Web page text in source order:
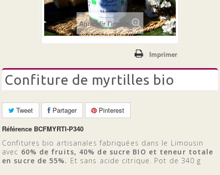
Agrandir l'image
Imprimer
confiture de myrtilles bio
Tweet Partager
Pinterest
Référence BCFMYRTI-P340
Confitures bio artisanales fabriquées dans le Limousin
avec 60% de fruits, 40% de sucre BIO et teneur totale
en sucre de 55%. Et sans acide citrique. Pot de 340 g